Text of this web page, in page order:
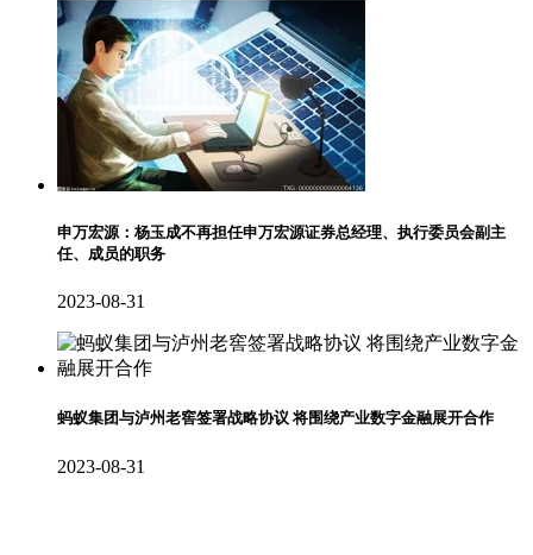
申万宏源：杨玉成不再担任申万宏源证券总经理、执行委员会副主
任、成员的职务
2023-08-31
蚂蚁集团与泸州老窖签署战略协议 将围绕产业数字金融展开合作
2023-08-31